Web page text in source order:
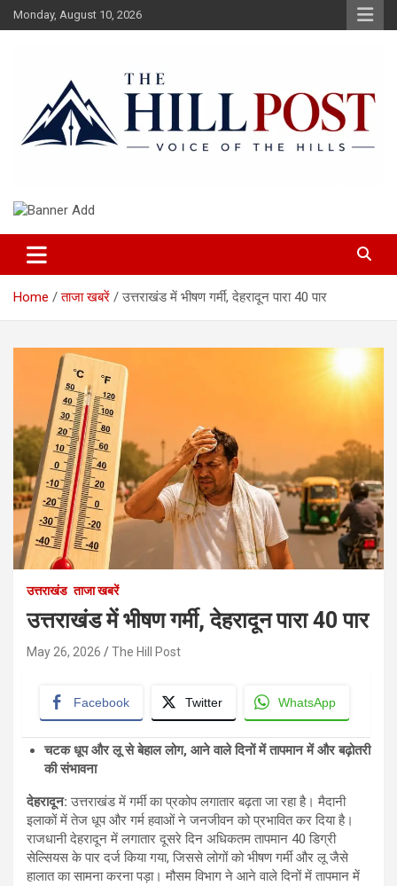
Skip
to
Monday, August 10, 2026
The Hillpost
Home ताजा खबरें उत्तराखंड में भीषण गर्मी, देहरादून पारा 40 पार
उत्तराखंड ताजा खबरें
उत्तराखंड में भीषण गर्मी, देहरादून पारा 40 पार
May 26, 2026 The Hill Post
Facebook Twitter WhatsApp
चटक धूप और लू से बेहाल लोग, आने वाले दिनों में तापमान में और बढ़ोतरी
की संभावना
देहरादून:उत्तराखंड में गर्मी का प्रकोप लगातार बढ़ता जा रहा है। मैदानी
इलाकों में तेज धूप और गर्म हवाओं ने जनजीवन को प्रभावित कर दिया है।
राजधानी देहरादून में लगातार दूसरे दिन अधिकतम तापमान 40 डिग्री
सेल्सियस के पार दर्ज किया गया, जिससे लोगों को भीषण गर्मी और लू जैसे
हालात का सामना करना पड़ा। मौसम विभाग ने आने वाले दिनों में तापमान में